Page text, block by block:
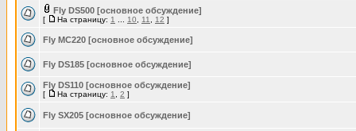
Fly DS500 [основное обсуждение]
[ На страницу: 1 10 11 12 ]
Fly MC220 [основное обсуждение]
Fly DS185 [основное обсуждение]
Fly DS110 [основное обсуждение]
[ На страницу: 1 2 ]
Fly SX205 [основное обсуждение]